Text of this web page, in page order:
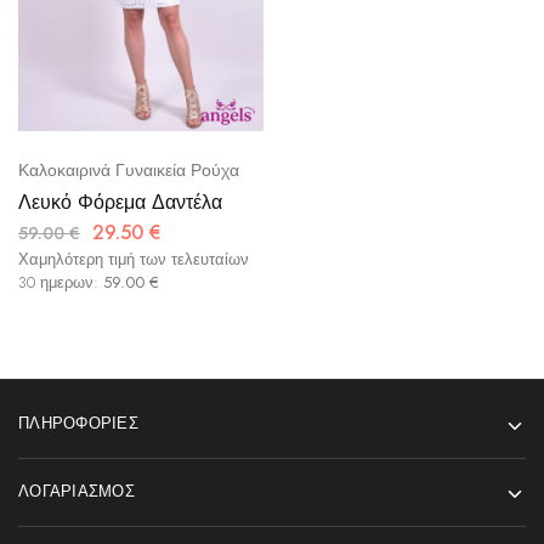
Καλοκαιρινά Γυναικεία Ρούχα
Λευκό Φόρεμα Δαντέλα
59.00€ 29.50 €
Χαμηλότερη τιμή των τελευταίων
30 ημερων: 59.00 €
ΠΛΗΡΟΦΟΡΊΕΣ
ΛΟΓΑΡΙΑΣΜΌΣ